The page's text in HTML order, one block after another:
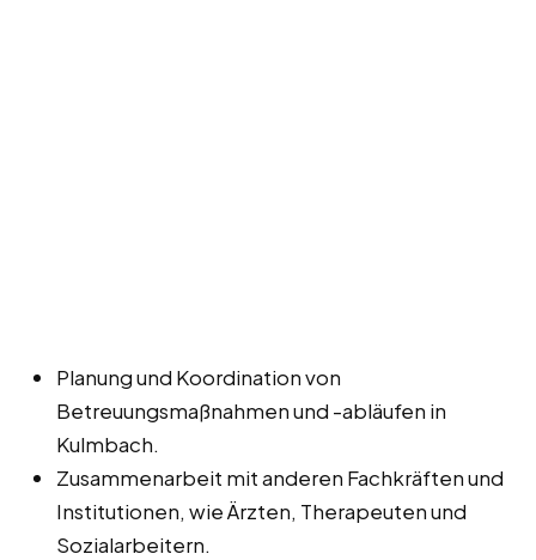
Planung und Koordination von
Betreuungsmaßnahmen und -abläufen in
Kulmbach.
Zusammenarbeit mit anderen Fachkräften und
Institutionen, wie Ärzten, Therapeuten und
Sozialarbeitern.